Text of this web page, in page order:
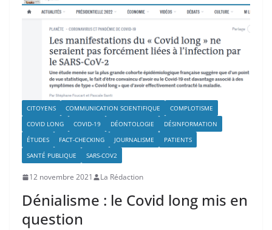
CITOYENS COMMUNICATION SCIENTIFIQUE
COMPLOTISME
COVID LONG
COVID-19 DÉONTOLOGIE
DÉSINFORMATION
ÉTUDES
FACT-CHECKING JOURNALISME
PATIENTS
SANTÉ PUBLIQUE
SARS-COV2
12 novembre 2021 La Rédaction
Dénialisme : le Covid long mis en
question